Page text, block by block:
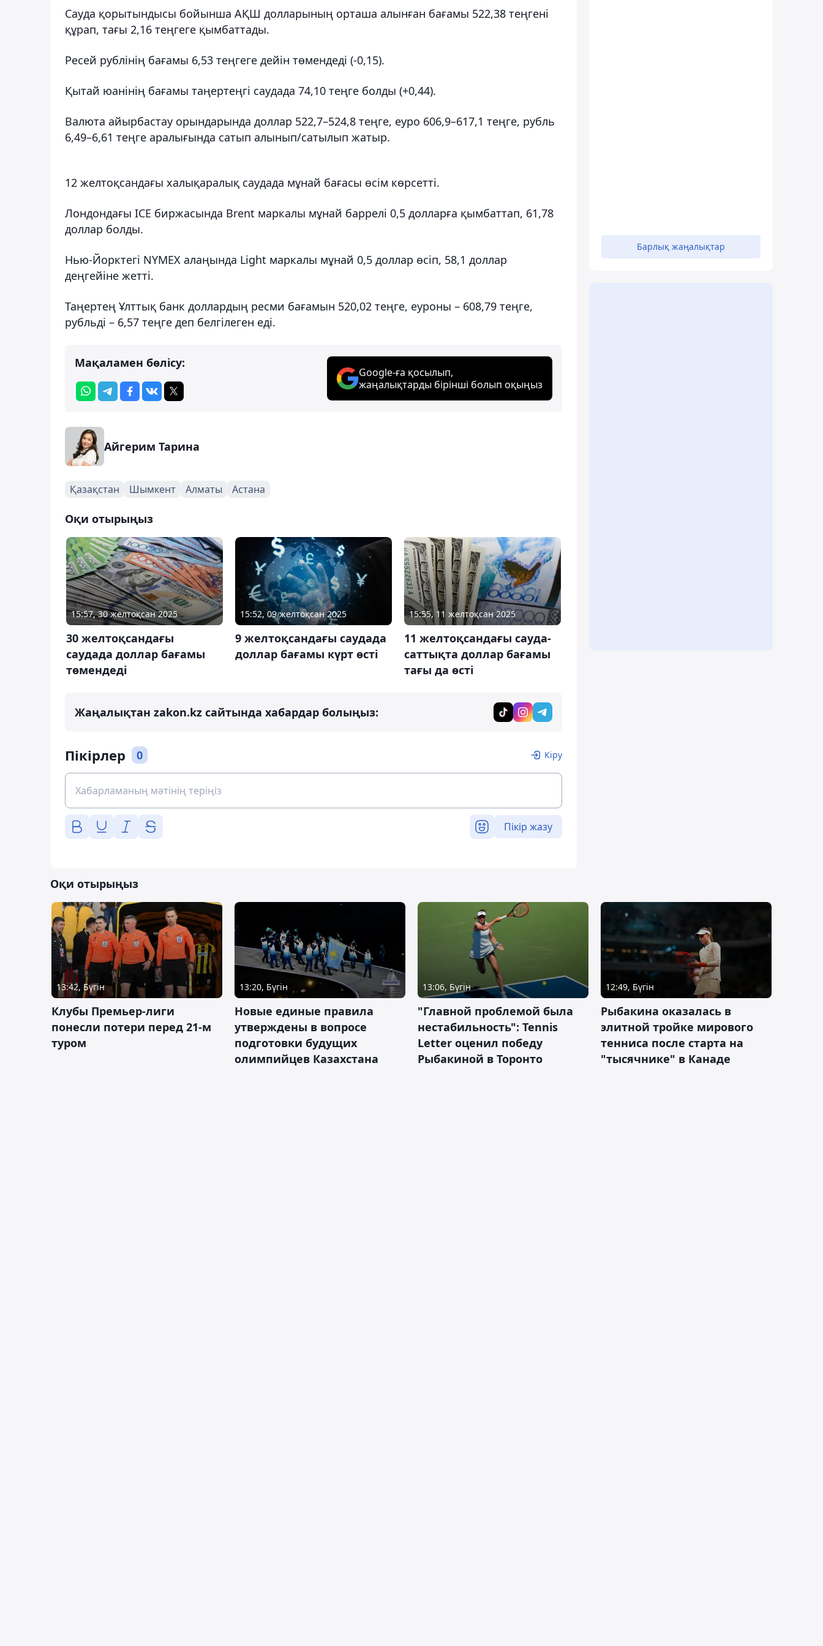
Сауда қорытындысы бойынша АҚШ долларының орташа алынған бағамы 522,38 теңгені
құрап, тағы 2,16 теңгеге қымбаттады.
Ресей рублінің бағамы 6,53 теңгеге дейін төмендеді (-0,15).
Қытай юанінің бағамы таңертеңгі саудада 74,10 теңге болды (+0,44).
Валюта айырбастау орындарында доллар 522,7–524,8 теңге, еуро 606,9–617,1 теңге, рубль
6,49–6,61 теңге аралығында сатып алынып/сатылып жатыр.
12 желтоқсандағы халықаралық саудада мұнай бағасы өсім көрсетті.
Лондондағы ICE биржасында Brent маркалы мұнай баррелі 0,5 долларға қымбаттап, 61,78
доллар болды.
Нью-Йорктегі NYMEX алаңында Light маркалы мұнай 0,5 доллар өсіп, 58,1 доллар
деңгейіне жетті.
Таңертең Ұлттық банк доллардың ресми бағамын 520,02 теңге, еуроны – 608,79 теңге,
рубльді – 6,57 теңге деп белгілеген еді.
Мақаламен бөлісу:
Google-ға қосылып,
жаңалықтарды бірінші болып оқыңыз
Айгерим Тарина
Қазақстан Шымкент Алматы Астана
Оқи отырыңыз
15:57, 30 желтоқсан 2025
30 желтоқсандағы
саудада доллар бағамы
төмендеді
15:52, 09 желтоқсан 2025
9 желтоқсандағы саудада
доллар бағамы күрт өсті
15:55, 11 желтоқсан 2025
11 желтоқсандағы сауда-
саттықта доллар бағамы
тағы да өсті
Жаңалықтан zakon.kz сайтында хабардар болыңыз:
Пікірлер 0 Кіру
Пікір жазу
Барлық жаңалықтар
Оқи отырыңыз
13:42, Бүгін
Клубы Премьер-лиги
понесли потери перед 21-м
туром
13:20, Бүгін
Новые единые правила
утверждены в вопросе
подготовки будущих
олимпийцев Казахстана
13:06, Бүгін
"Главной проблемой была
нестабильность": Tennis
Letter оценил победу
Рыбакиной в Торонто
12:49, Бүгін
Рыбакина оказалась в
элитной тройке мирового
тенниса после старта на
"тысячнике" в Канаде